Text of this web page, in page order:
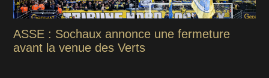
ASSE : Sochaux annonce une fermeture
avant la venue des Verts